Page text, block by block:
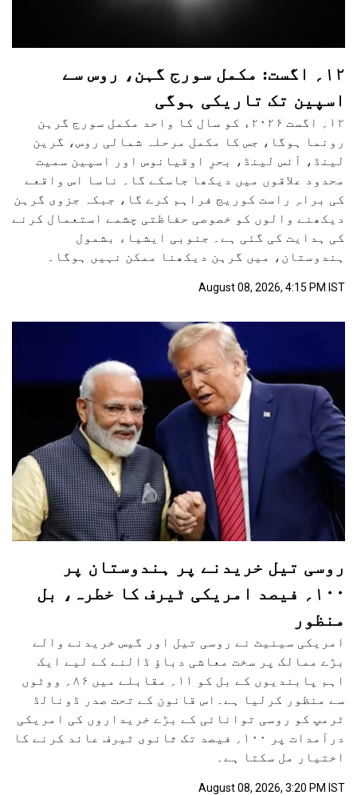
۱۲؍ اگست: مکمل سورج گہن، روس سے
اسپین تک تاریکی ہوگی
۱۲؍ اگست ۲۰۲۶ء کو سال کا واحد مکمل سورج گرہن
رونما ہوگا، جس کا مکمل مرحلہ شمالی روس، گرین
لینڈ، آئس لینڈ، بحرِ اوقیانوس اور اسپین سمیت
محدود علاقوں میں دیکھا جاسکے گا۔ ناسا اس واقعے
کی براہِ راست کوریج فراہم کرے گا، جبکہ جزوی گرہن
دیکھنے والوں کو خصوصی حفاظتی چشمے استعمال کرنے
کی ہدایت کی گئی ہے۔ جنوبی ایشیاء بشمول
ہندوستان، میں گرہن دیکھنا ممکن نہیں ہوگا۔
August 08, 2026, 4:15 PM IST
روسی تیل خریدنے پر ہندوستان پر
۱۰۰؍ فیصد امریکی ٹیرف کا خطرہ، بل
منظور
امریکی سینیٹ نے روسی تیل اور گیس خریدنے والے
بڑے ممالک پر سخت معاشی دباؤ ڈالنے کے لیے ایک
اہم پابندیوں کے بل کو ۱۱؍ مقابلے میں ۸۶؍ ووٹوں
سے منظور کرلیا ہے۔اس قانون کے تحت صدر ڈونالڈ
ٹرمپ کو روسی توانائی کے بڑے خریداروں کی امریکی
درآمدات پر ۱۰۰؍ فیصد تک ثانوی ٹیرف عائد کرنے کا
اختیار مل سکتا ہے۔
August 08, 2026, 3:20 PM IST